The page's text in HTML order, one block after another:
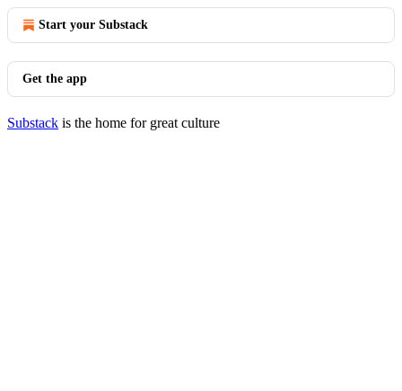
Start your Substack
Get the app
Substack is the home for great culture